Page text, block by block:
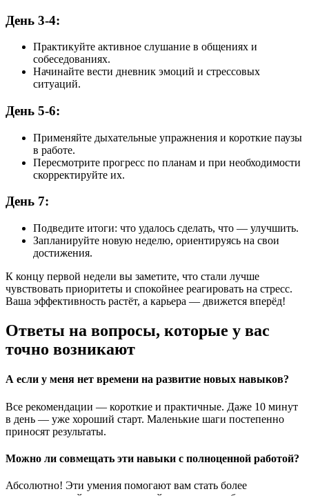
День 3-4:
Практикуйте активное слушание в общениях и
собеседованиях.
Начинайте вести дневник эмоций и стрессовых
ситуаций.
День 5-6:
Применяйте дыхательные упражнения и короткие паузы
в работе.
Пересмотрите прогресс по планам и при необходимости
скорректируйте их.
День 7:
Подведите итоги: что удалось сделать, что — улучшить.
Запланируйте новую неделю, ориентируясь на свои
достижения.
К концу первой недели вы заметите, что стали лучше
чувствовать приоритеты и спокойнее реагировать на стресс.
Ваша эффективность растёт, а карьера — движется вперёд!
Ответы на вопросы, которые у вас
точно возникают
А если у меня нет времени на развитие новых навыков?
Все рекомендации — короткие и практичные. Даже 10 минут
в день — уже хороший старт. Маленькие шаги постепенно
приносят результаты.
Можно ли совмещать эти навыки с полноценной работой?
Абсолютно! Эти умения помогают вам стать более